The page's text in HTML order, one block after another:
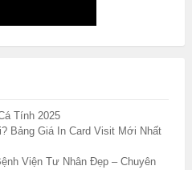
Tính 2025
Bảng Giá In Card Visit Mới Nhất
Viện Tư Nhân Đẹp – Chuyên